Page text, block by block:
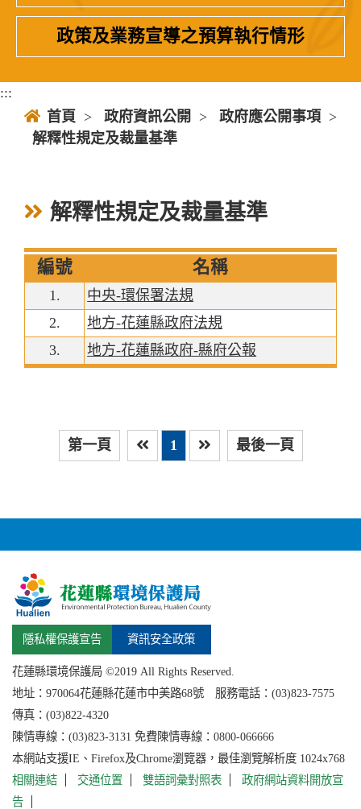
政策及業務宣導之預算執行情形
:::
首頁 > 政府資訊公開 > 政府應公開事項 >
解釋性規定及裁量基準
解釋性規定及裁量基準
編號 名稱
1.
中央-環保署法規
2.
地方-花蓮縣政府法規
3.
地方-花蓮縣政府-縣府公報
第一頁
上一頁
1
最後一頁
隱私權保護宣告 資訊安全政策
花蓮縣環境保護局 ©2019 All Rights Reserved.
地址： 970064花蓮縣花蓮市中美路68號 服務電話：(03)823-7575
傳真：(03)822-4320
陳情專線：(03)823-3131 免費陳情專線：0800-066666
本網站支援IE、Firefox及Chrome瀏覽器，最佳瀏覽解析度 1024x768
相關連結
交通位置 雙語詞彙對照表
政府網站資料開放宣
告